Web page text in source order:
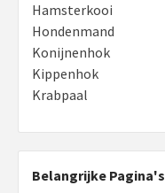
Hamsterkooi
Hondenmand
Konijnenhok
Kippenhok
Krabpaal
Belangrijke Pagina's